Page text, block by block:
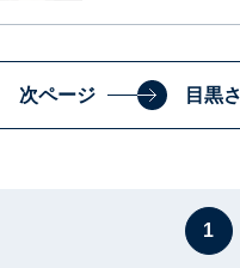
次ページ 目黒
1